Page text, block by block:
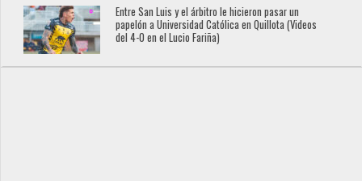
Entre San Luis y el árbitro le hicieron pasar un
papelón a Universidad Católica en Quillota (Videos
del 4-0 en el Lucio Fariña)